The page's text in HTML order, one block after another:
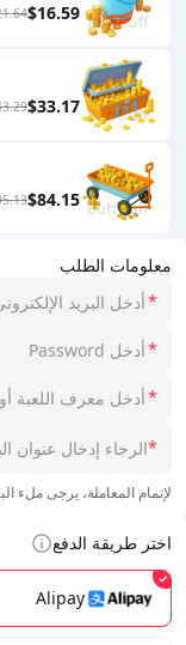
معلومات الطلب
*
*
*
*
لإتمام المعاملة، يرجى ملء
اختر طريقة الدفع
Alipay
$16.59
$33.17
$84.15